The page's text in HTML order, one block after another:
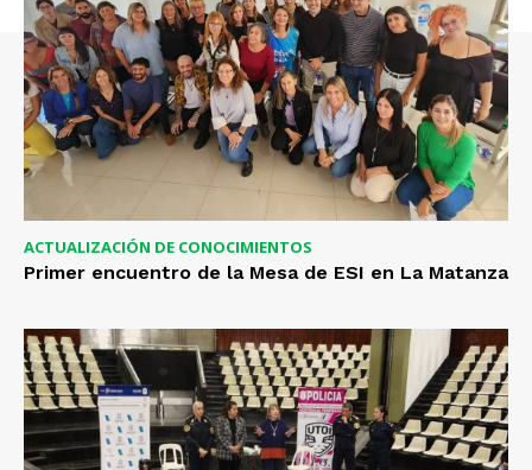
ACTUALIZACIÓN DE CONOCIMIENTOS
Primer encuentro de la Mesa de ESI en La Matanza